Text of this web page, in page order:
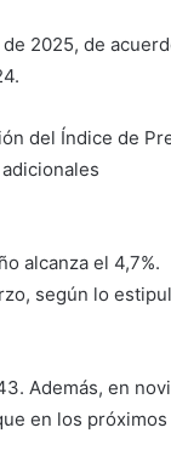
2025, de
del Índice de
alcanza el 4,7%.
según lo
Además, en
en los próximos